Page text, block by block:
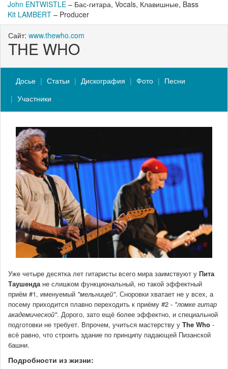
John ENTWISTLE – Бас-гитара, Vocals, Клавишные, Bass
Kit LAMBERT – Producer
Сайт: www.thewho.com
THE WHO
Досье Статьи Дискография Фото
Песни
Участники
Уже четыре десятка лет гитаристы всего мира заимствуют у Пита
Таушенда не слишком функциональный, но такой эффектный
приём #1, именуемый "мельницей". Сноровки хватает не у всех, а
посему приходится плавно переходить к приёму #2 - "ломке гитар
академической". Дорого, зато ещё более эффектно, и специальной
подготовки не требует. Впрочем, учиться мастерству у The Who -
всё равно, что строить здание по принципу падающей Пизанской
башни.
Подробности из жизни: